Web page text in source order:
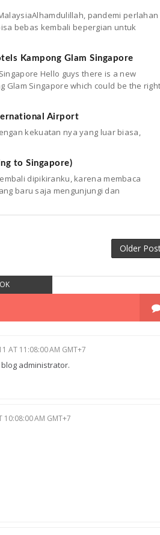
pandemi perlahan
bebas kembali bepergian untuk
Kampong Glam Singapore
Hello guys there is a new
Glam Singapore which could be the right
Airport
kekuatan nya yang luar biasa,
to Singapore)
dipikiranku, karena membaca
baru saja mengunjungi dan
Older
AT 11:08:00 AM GMT+7
administrator.
10:08:00 AM GMT+7